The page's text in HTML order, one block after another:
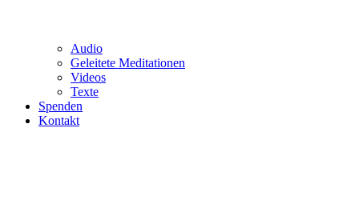
Audio
Geleitete Meditationen
Videos
Texte
Spenden
Kontakt